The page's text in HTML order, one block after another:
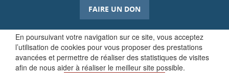
En poursuivant votre navigation sur ce site, vous acceptez
l’utilisation de cookies pour vous proposer des prestations
avancées et permettre de réaliser des statistiques de visites
afin de nous aider à réaliser le meilleur site possible.
FAIRE UN DON